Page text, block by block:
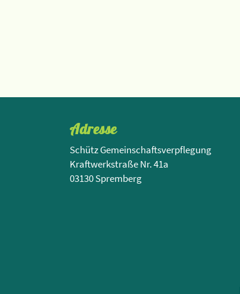
Adresse
Schütz Gemeinschaftsverpflegung
Kraftwerkstraße Nr. 41a
03130 Spremberg